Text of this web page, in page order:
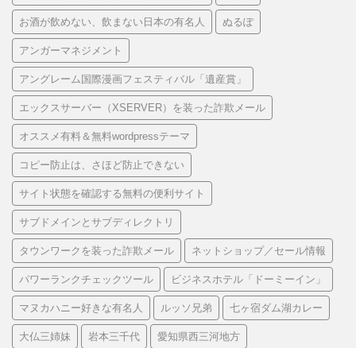
お酒が飲めない、飲まない日本の有名人 ぬるぽ
アンガーマネジメント
アングレーム国際漫画フェスティバル「遺産賞」
エックスサーバー（XSERVER）を装った詐欺メール
オススメ有料＆無料wordpressテーマ
コピー防止は、さほど防止できない
サイト状態を確認する無料の便利サイト
サブドメインとサブディレクトリ
タウンワークを装った詐欺メール ネットショップ／セール情報
パワーランクチェックツール ビジネスホテル「ドーミーイン」
マヌカハニー好きな有名人 ルッソ兄弟 七ヶ宿ダム湖カレー
大仏三姉妹 岩本三千代 愛知県西三河地方